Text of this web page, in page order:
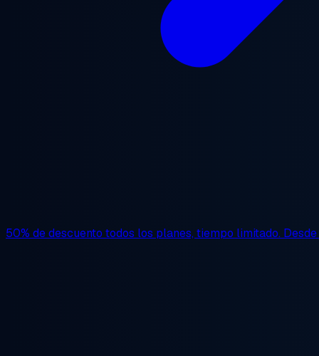
50% de descuento todos los planes, tiempo limitado. Desde